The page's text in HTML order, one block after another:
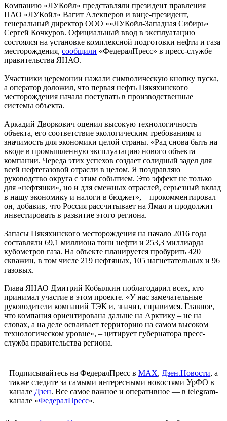
Компанию «ЛУКойл» представляли президент правления
ПАО «ЛУКойл» Вагит Алекперов и вице-президент,
генеральный директор ООО ««ЛУКойл-Западная Сибирь»
Сергей Кочкуров. Официальный ввод в эксплуатацию
состоялся на установке комплексной подготовки нефти и газа
месторождения, сообщили «ФедералПресс» в пресс-службе
правительства ЯНАО.
Участники церемонии нажали символическую кнопку пуска,
а оператор доложил, что первая нефть Пякяхинского
месторождения начала поступать в производственные
системы объекта.
Аркадий Дворкович оценил высокую технологичность
объекта, его соответствие экологическим требованиям и
значимость для экономики целой страны. «Рад снова быть на
вводе в промышленную эксплуатацию нового объекта
компании. Череда этих успехов создает солидный задел для
всей нефтегазовой отрасли в целом. Я поздравляю
руководство округа с этим событием. Это эффект не только
для «нефтянки», но и для смежных отраслей, серьезный вклад
в нашу экономику и налоги в бюджет», – прокомментировал
он, добавив, что Россия рассчитывает на Ямал и продолжит
инвестировать в развитие этого региона.
Запасы Пякяхинского месторождения на начало 2016 года
составляли 69,1 миллиона тонн нефти и 253,3 миллиарда
кубометров газа. На объекте планируется пробурить 420
скважин, в том числе 219 нефтяных, 105 нагнетательных и 96
газовых.
Глава ЯНАО Дмитрий Кобылкин поблагодарил всех, кто
принимал участие в этом проекте. «У нас замечательные
руководители компаний ТЭК и, значит, справимся. Главное,
что компания ориентирована дальше на Арктику – не на
словах, а на деле осваивает территорию на самом высоком
технологическом уровне», – цитирует губернатора пресс-
служба правительства региона.
Подписывайтесь на ФедералПресс в МАХ, Дзен.Новости, а
также следите за самыми интересными новостями УрФО в
канале Дзен. Все самое важное и оперативное — в telegram-
канале «ФедералПресс».